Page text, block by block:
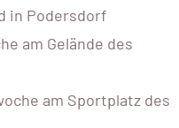
in Podersdorf
am Gelände des
am Sportplatz des